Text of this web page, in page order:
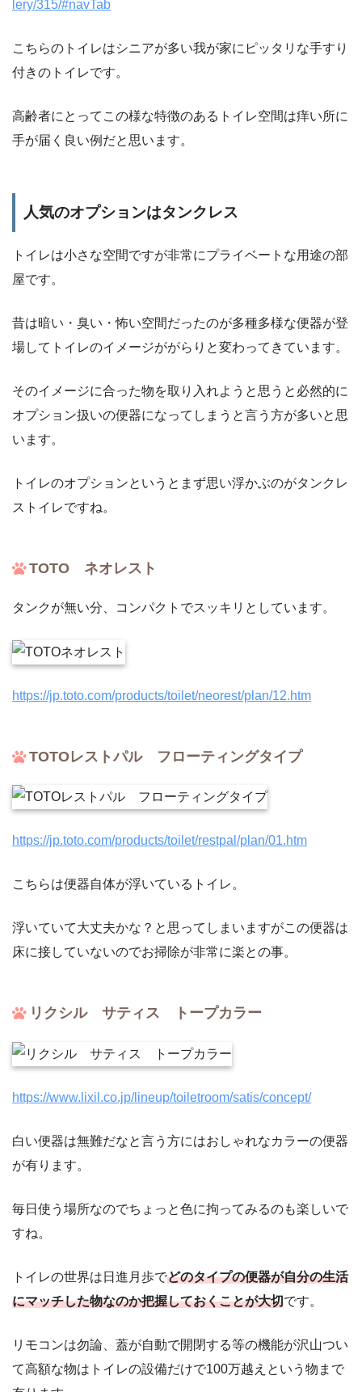
lery/315/#navTab
こちらのトイレはシニアが多い我が家にピッタリな手すり
付きのトイレです。
高齢者にとってこの様な特徴のあるトイレ空間は痒い所に
手が届く良い例だと思います。
人気のオプションはタンクレス
トイレは小さな空間ですが非常にプライベートな用途の部
屋です。
昔は暗い・臭い・怖い空間だったのが多種多様な便器が登
場してトイレのイメージががらりと変わってきています。
そのイメージに合った物を取り入れようと思うと必然的に
オプション扱いの便器になってしまうと言う方が多いと思
います。
トイレのオプションというとまず思い浮かぶのがタンクレ
ストイレですね。
TOTO ネオレスト
タンクが無い分、コンパクトでスッキリとしています。
https://jp.toto.com/products/toilet/neorest/plan/12.htm
TOTOレストパル フローティングタイプ
https://jp.toto.com/products/toilet/restpal/plan/01.htm
こちらは便器自体が浮いているトイレ。
浮いていて大丈夫かな？と思ってしまいますがこの便器は
床に接していないのでお掃除が非常に楽との事。
リクシル サティス トープカラー
https://www.lixil.co.jp/lineup/toiletroom/satis/concept/
白い便器は無難だなと言う方にはおしゃれなカラーの便器
が有ります。
毎日使う場所なのでちょっと色に拘ってみるのも楽しいで
すね。
トイレの世界は日進月歩でどのタイプの便器が自分の生活
にマッチした物なのか把握しておくことが大切です。
リモコンは勿論、蓋が自動で開閉する等の機能が沢山つい
て高額な物はトイレの設備だけで100万越えという物まで